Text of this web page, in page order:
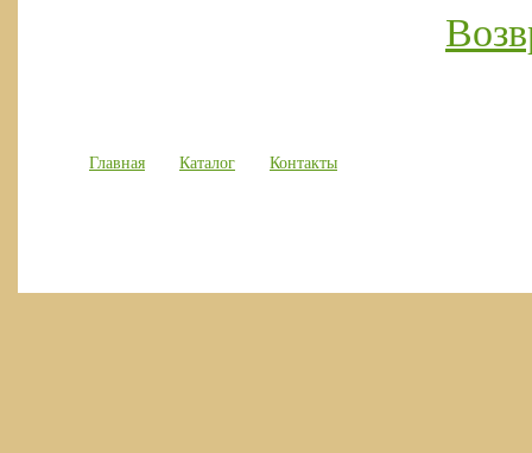
Главная Каталог Контакты